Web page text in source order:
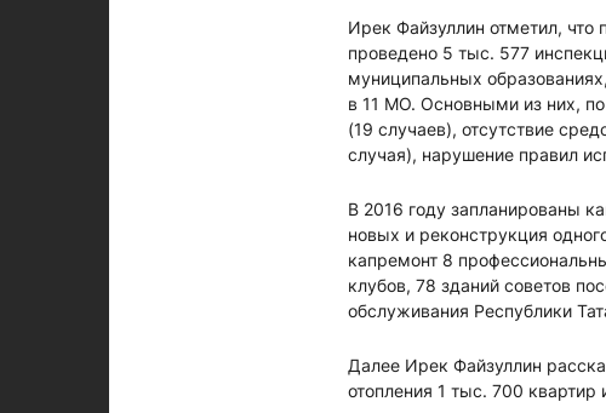
Ирек Файзуллин отметил,
проведено 5 тыс. 577
муниципальных
в 11 МО. Основными из них,
(19 случаев), отсутствие
случая), нарушение правил
В 2016 году запланированы
новых и реконструкция
капремонт 8
клубов, 78 зданий советов
обслуживания Республики
Далее Ирек Файзуллин
отопления 1 тыс. 700